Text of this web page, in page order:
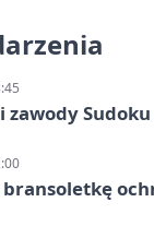
i zawody
bransoletkę